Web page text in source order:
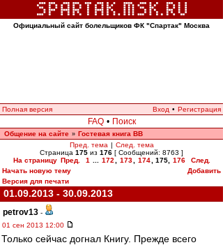
Официальный сайт болельщиков ФК "Спартак" Москва
Полная версия Вход • Регистрация
FAQ • Поиск
Общение на сайте » Гостевая книга ВВ
Пред. тема | След. тема
Страница 175 из 176 [ Сообщений: 8763 ]
На страницу Пред. 1 172 173 174 175, 176
След.
Начать новую тему
Добавить
Версия для печати
01.09.2013 - 30.09.2013
petrov13 -
01 сен 2013 12:00
Только сейчас догнал Книгу. Прежде всего